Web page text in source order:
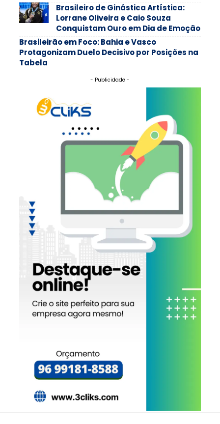
Brasileiro de Ginástica Artística:
Lorrane Oliveira e Caio Souza
Conquistam Ouro em Dia de Emoção
Brasileirão em Foco: Bahia e Vasco
Protagonizam Duelo Decisivo por Posições na
Tabela
- Publicidade -